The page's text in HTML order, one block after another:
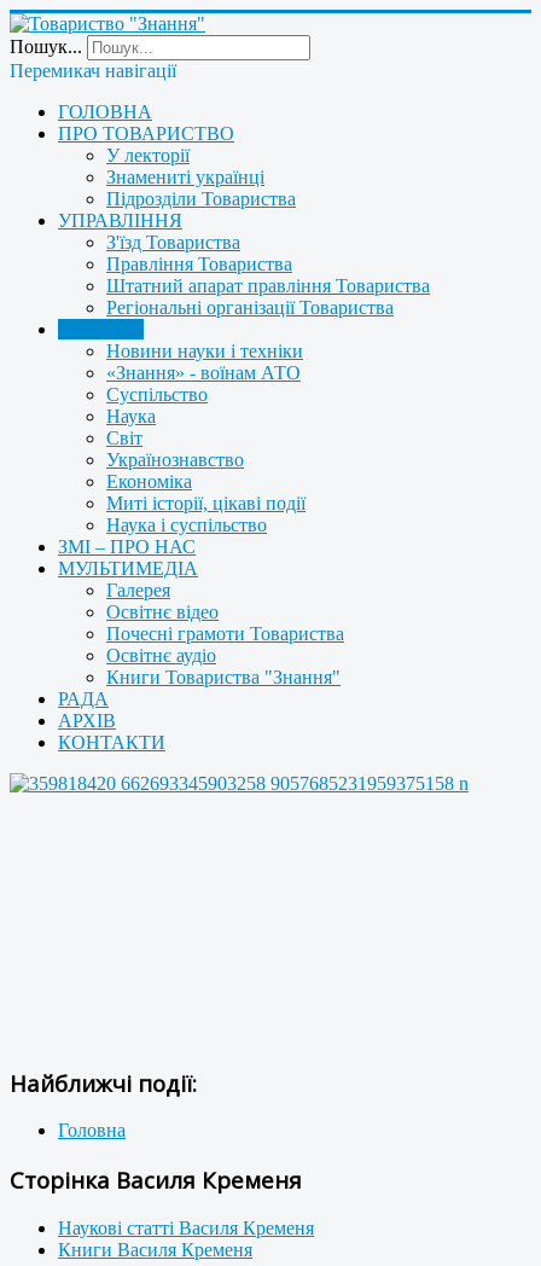
Пошук...
Перемикач навігації
ГОЛОВНА
ПРО ТОВАРИСТВО
У лекторії
Знамениті українці
Підрозділи Товариства
УПРАВЛІННЯ
З'їзд Товариства
Правління Товариства
Штатний апарат правління Товариства
Регіональні організації Товариства
Новини науки і техніки
«Знання» - воїнам АТО
Суспільство
Наука
Світ
Українознавство
Економіка
Миті історії, цікаві події
Наука і суспільство
ЗМІ – ПРО НАС
МУЛЬТИМЕДІА
Галерея
Освітнє відео
Почесні грамоти Товариства
Освітнє аудіо
Книги Товариства "Знання"
РАДА
АРХІВ
КОНТАКТИ
Найближчі події:
Головна
Сторінка Василя Кременя
Наукові статті Василя Кременя
Книги Василя Кременя